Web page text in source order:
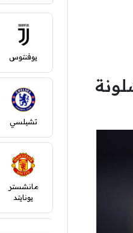
يوفنتوس
تشيلسي
مانشستر
يونايتد